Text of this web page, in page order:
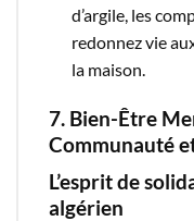
d’argile, les
redonnez vie
la maison.
7. Bien-Être
Communauté
L’esprit de
algérien